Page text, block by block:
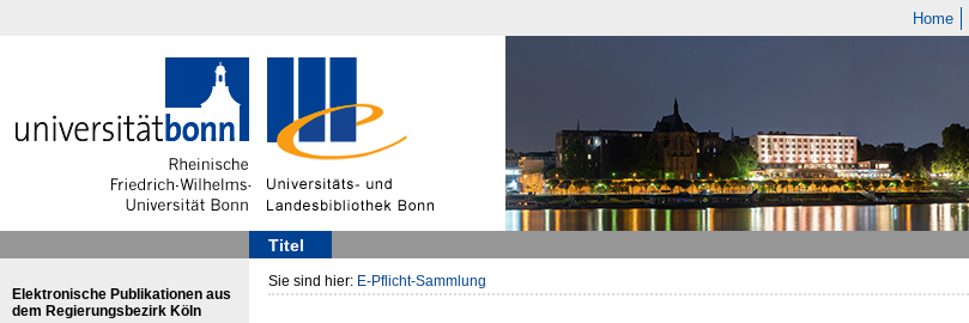
Home
Titel
Elektronische Publikationen aus
dem Regierungsbezirk Köln
Sie sind hier: E-Pflicht-Sammlung